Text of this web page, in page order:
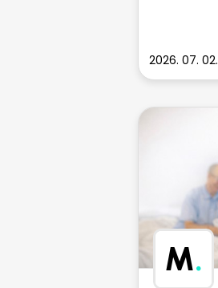
2026. 07. 02.
M.